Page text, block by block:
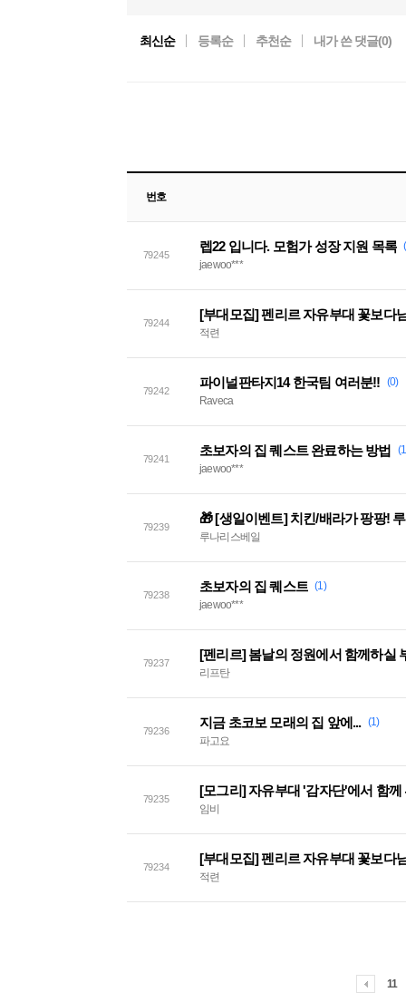
최신순 등록순 추천순 내가 쓴 댓글(0)
번호
79245
렙22 입니다. 모험가 성장 지원 목록
jaewoo***
79244
적련
79242
파이널판타지14 한국팀 여러분!! (0)
Raveca
79241
초보자의 집 퀘스트 완료하는 방법
jaewoo***
79239
루나리스베일
79238
초보자의 집 퀘스트 (1)
jaewoo***
79237
[펜리르] 봄날의 정원에서 함께하실
리프탄
79236
지금 초코보 모래의 집 앞에... (1)
파고요
79235
[모그리] 자유부대 '감자단'에서 함께
임비
79234
적련
11